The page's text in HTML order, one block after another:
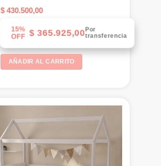
$430.500,00
15%
OFF
$365.925,00Por
transferencia
AÑADIR AL CARRITO